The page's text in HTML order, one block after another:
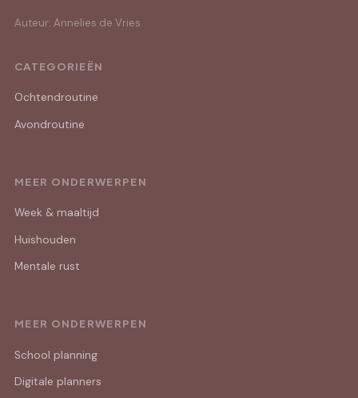
Auteur: Annelies de Vries
CATEGORIEËN
Ochtendroutine
Avondroutine
MEER ONDERWERPEN
Week & maaltijd
Huishouden
Mentale rust
MEER ONDERWERPEN
School planning
Digitale planners